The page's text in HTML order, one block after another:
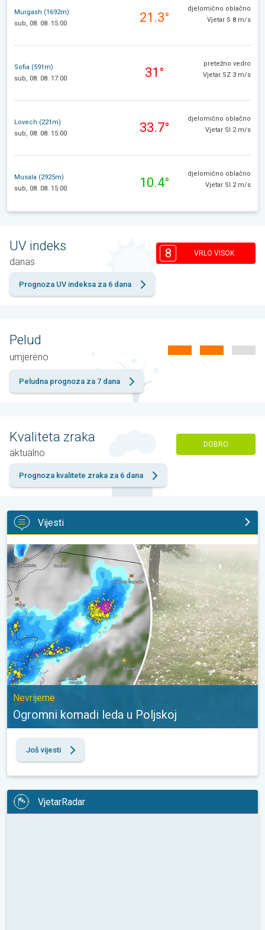
Murgash (1692m)
sub, 08. 08. 15:00
21.3°
djelomično oblačno
Vjetar S 8 m/s
Sofia (591m)
sub, 08. 08. 17:00
31°
pretežno vedro
Vjetar SZ 3 m/s
Lovech (221m)
sub, 08. 08. 15:00
33.7°
djelomično oblačno
Vjetar SI 2 m/s
Musala (2925m)
sub, 08. 08. 15:00
10.4°
djelomično oblačno
Vjetar SI 2 m/s
UV indeks
danas
8 VRLO VISOK
Prognoza UV indeksa za 6 dana
Pelud
umjereno
Peludna prognoza za 7 dana
Kvaliteta zraka
aktualno
DOBRO
Prognoza kvalitete zraka za 6 dana
Vijesti
Ogromni komadi leda u Poljskoj. Nevrijeme. . .
Nevrijeme
Ogromni komadi leda u Poljskoj
Još vijesti
VjetarRadar